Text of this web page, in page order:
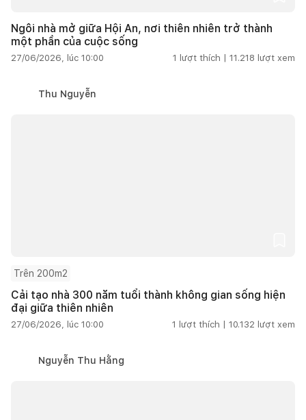
Ngôi nhà mở giữa Hội An, nơi thiên nhiên trở thành
một phần của cuộc sống
27/06/2026, lúc 10:00 1 lượt thích | 11.218 lượt xem
Thu Nguyễn
Trên 200m2
Cải tạo nhà 300 năm tuổi thành không gian sống hiện
đại giữa thiên nhiên
27/06/2026, lúc 10:00 1 lượt thích | 10.132 lượt xem
Nguyễn Thu Hằng